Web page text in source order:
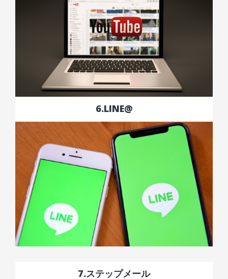
6.LINE@
7.ステップメール